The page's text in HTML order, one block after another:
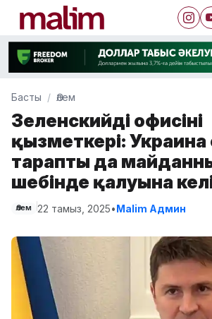
Басты Әлем
Зеленскийдің офисінің
қызметкері: Украина
тараптың да
шебінде қалуына
Әлем 22 тамыз, 2025•Malim Админ